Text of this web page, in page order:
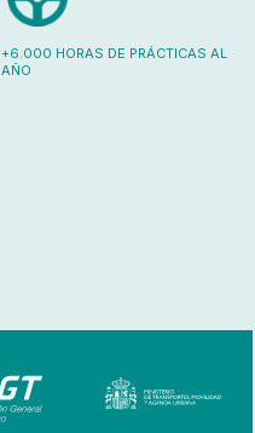
+6.000 HORAS DE PRÁCTICAS AL
AÑO